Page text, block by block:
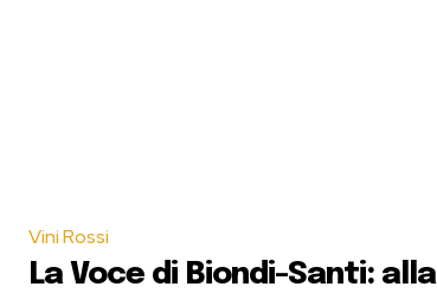
Vini Rossi
La Voce di Biondi-Santi: alla